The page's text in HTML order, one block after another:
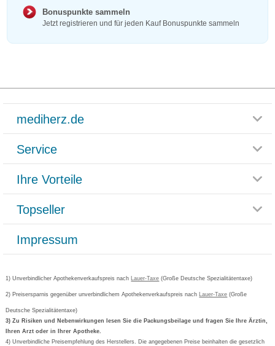
Bonuspunkte sammeln
Jetzt registrieren und für jeden Kauf Bonuspunkte sammeln
mediherz.de
Glossar
Häufig gestellte Fragen
Datenschutz
AGB
Cookie-Einstellungen
Vertrag widerrufen
Service
Rücksendemöglichkeit
Paketlieferstatus
Versandkosten
Bestellschein ausfüllen
Newsletteranmeldung
Ihre Vorteile
Rezeptlieferung
Bonusprogramm
Gutschein und Rabatte
Kundenbewertung
Topseller
Grippostad
Bepanthen
Formoline
Wick
Impressum
1) Unverbindlicher Apothekenverkaufspreis nach Lauer-Taxe (Große Deutsche Spezialitätentaxe)
2) Preisersparnis gegenüber unverbindlichem Apothekenverkaufspreis nach Lauer-Taxe (Große
Deutsche Spezialitätentaxe)
3) Zu Risiken und Nebenwirkungen lesen Sie die Packungsbeilage und fragen Sie Ihre Ärztin,
Ihren Arzt oder in Ihrer Apotheke.
4) Unverbindliche Preisempfehlung des Herstellers. Die angegebenen Preise beinhalten die gesetzlich